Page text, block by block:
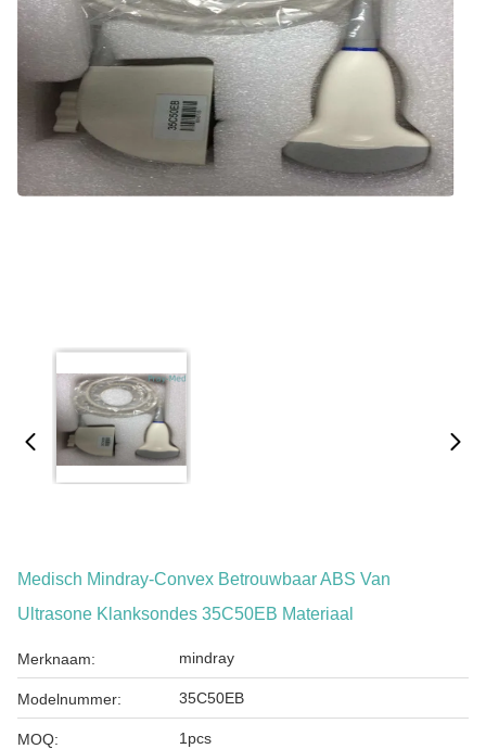
Medisch Mindray-Convex Betrouwbaar ABS Van
Ultrasone Klanksondes 35C50EB Materiaal
Merknaam: mindray
Modelnummer: 35C50EB
MOQ: 1pcs